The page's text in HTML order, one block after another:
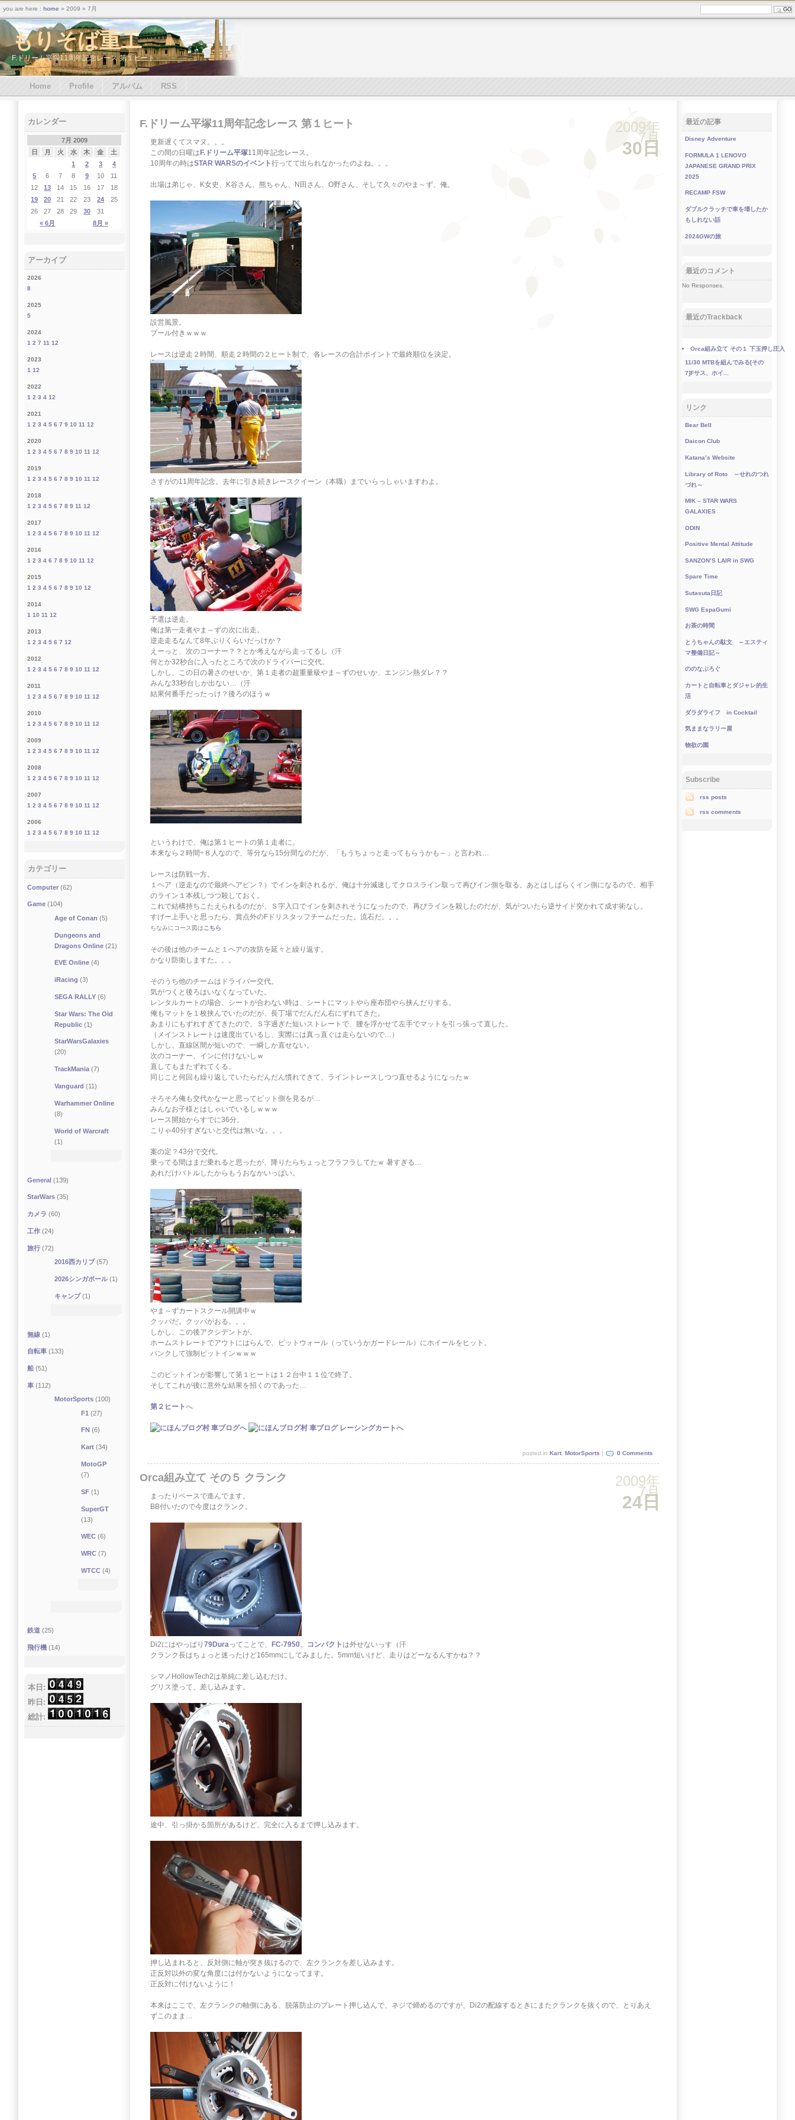
もりそば重工
F.ドリーム平塚11周年記念レース 第１ヒート
2009年
7月
30日
F.ドリーム平塚11周年記念レース 第１ヒート
更新遅くてスマヌ。。。
この間の日曜はF.ドリーム平塚11周年記念レース。
10周年の時はSTAR WARSのイベント行ってて出られなかったのよね。。。
出場は弟じゃ、K女史、K谷さん、熊ちゃん、N田さん、O野さん、そして久々のやま～ず、俺。
設営風景。
プール付きｗｗｗ
レースは逆走２時間、順走２時間の２ヒート制で、各レースの合計ポイントで最終順位を決定。
さすがの11周年記念。去年に引き続きレースクイーン（本職）までいらっしゃいますわよ。
予選は逆走。
俺は第一走者やま～ずの次に出走。
逆走走るなんて8年ぶりくらいだっけか？
えーっと、次のコーナー？？とか考えながら走ってるし（汗
何とか32秒台に入ったところで次のドライバーに交代。
しかし、この日の暑さのせいか、第１走者の超重量級やま～ずのせいか、エンジン熱ダレ？？
みんな33秒台しか出ない…（汗
結果何番手だったっけ？後ろのほうｗ
というわけで、俺は第１ヒートの第１走者に。
本来なら２時間÷８人なので、等分なら15分間なのだが、「もうちょっと走ってもらうかも～」と言われ…
レースは防戦一方。
１ヘア（逆走なので最終ヘアピン？）でインを刺されるが、俺は十分減速してクロスライン取って再びイン側を取る。あとはしばらくイン側になるので、相手
のライン１本残しつつ殺しておく。
これで結構持ちこたえられるのだが、Ｓ字入口でインを刺されそうになったので、再びラインを殺したのだが、気がついたら逆サイド突かれて成す術なし。
すげー上手いと思ったら、賞点外のFドリスタッフチームだった。流石だ。。。
ちなみにコース図はこちら
その後は他のチームと１ヘアの攻防を延々と繰り返す。
かなり防衛しますた。。。
そのうち他のチームはドライバー交代。
気がつくと後ろはいなくなっていた。
レンタルカートの場合、シートが合わない時は、シートにマットやら座布団やら挟んだりする。
俺もマットを１枚挟んでいたのだが、長丁場でだんだん右にずれてきた。
あまりにもずれすぎてきたので、Ｓ字過ぎた短いストレートで、腰を浮かせて左手でマットを引っ張って直した。
（メインストレートは速度出ているし、実際には真っ直ぐは走らないので…）
しかし、直線区間が短いので、一瞬しか直せない。
次のコーナー、インに付けないしｗ
直してもまたずれてくる。
同じこと何回も繰り返していたらだんだん慣れてきて、ライントレースしつつ直せるようになったｗ
そろそろ俺も交代かなーと思ってピット側を見るが…
みんなお子様とはしゃいでいるしｗｗｗ
レース開始からすでに36分。
こりゃ40分すぎないと交代は無いな。。。
案の定？43分で交代。
乗ってる間はまだ乗れると思ったが、降りたらちょっとフラフラしてたｗ 暑すぎる…
あれだけバトルしたからもうおなかいっぱい。
やま～ずカートスクール開講中ｗ
クッパだ。クッパがおる。。。
しかし、この後アクシデントが。
ホームストレートでアウトにはらんで、ピットウォール（っていうかガードレール）にホイールをヒット。
パンクして強制ピットインｗｗｗ
このピットインが影響して第１ヒートは１２台中１１位で終了。
そしてこれが後に意外な結果を招くのであった…
第２ヒートへ
posted inKart ,MotorSports | 0 Comments
2009年
7月
24日
Orca組み立て その５ クランク
まったりペースで進んでます。
BB付いたので今度はクランク。
Di2にはやっぱり 79Dura ってことで、 FC-7950。 コンパクト は外せないっす（汗
クランク長はちょっと迷ったけど165mmにしてみました。5mm短いけど、走りはどーなるんすかね？？
シマノHollowTech2は単純に差し込むだけ。
グリス塗って、差し込みます。
途中、引っ掛かる箇所があるけど、完全に入るまで押し込みます。
押し込まれると、反対側に軸が突き抜けるので、左クランクを差し込みます。
正反対以外の変な角度には付かないようになってます。
正反対に付けないように！
本来はここで、左クランクの軸側にある、脱落防止のプレート押し込んで、ネジで締めるのですが、Di2の配線するときにまたクランクを抜くので、とりあえ
ずこのまま…
カレンダー
7月 2009
日
月 火 水 木 金 土
« 6月 8月 »
1 2 3
4
5
6 7 8 9 10
11
12
13 14 15 16 17
18
19
20 21 22 23 24
25
26
27 28 29 30 31
アーカイブ
2026
8
2025
5
2024
1 2 7 11 12
2023
1 12
2022
1 2 3 4 12
2021
1 2 3 4 5 6 7 9 10 11 12
2020
1 2 3 4 5 6 7 8 9 10 11 12
2019
1 2 3 4 5 6 7 8 9 10 11 12
2018
1 2 3 4 5 6 7 8 9 11 12
2017
1 2 3 4 5 6 7 8 9 10 11 12
2016
1 2 3 4 6 7 8 9 10 11 12
2015
1 2 3 4 5 6 7 8 9 10 12
2014
1 10 11 12
2013
1 2 3 4 5 6 7 12
2012
1 2 3 4 5 6 7 8 9 10 11 12
2011
1 2 3 4 5 6 7 8 9 10 11 12
2010
1 2 3 4 5 6 7 8 9 10 11 12
2009
1 2 3 4 5 6 7 8 9 10 11 12
2008
1 2 3 4 5 6 7 8 9 10 11 12
2007
1 2 3 4 5 6 7 8 9 10 11 12
2006
1 2 3 4 5 6 7 8 9 10 11 12
カテゴリー
Computer (62)
Game (104)
Age of Conan (5)
Dungeons and
Dragons Online(21)
EVE Online(4)
iRacing (3)
SEGA RALLY(6)
Star Wars: The Old
Republic(1)
StarWarsGalaxies
(20)
TrackMania(7)
Vanguard (11)
Warhammer Online
(8)
World of Warcraft
(1)
General (139)
StarWars (35)
カメラ (60)
工作 (24)
旅行 (72)
2016西カリブ(57)
2026シンガポール(1)
キャンプ(1)
無線 (1)
自転車 (133)
船 (51)
車 (112)
MotorSports(100)
F1 (27)
FN (6)
Kart (34)
MotoGP
(7)
SF (1)
SuperGT
(13)
WEC (6)
WRC (7)
WTCC (4)
鉄道 (25)
飛行機 (14)
本日:
昨日:
総計:
最近の記事
Disney Adventure
FORMULA 1 LENOVO
JAPANESE GRAND PRIX
2025
RECAMP FSW
ダブルクラッチで車を壊したか
もしれない話
2024GWの旅
最近のコメント
No Responses.
最近のTrackback
Orca組み立て その１ 下玉押し圧入
11/30 MTBを組んでみる[その
7]Fサス、ホイ...
リンク
Bear Bell
Daicon Club
Katana’s Website
Library of Roto ～せれのつれ
づれ～
MIK – STAR WARS
GALAXIES
ODIN
Positive Mental Attitude
SANZON’S LAIR in SWG
Spare Time
Sutasuta日記
SWG EspaGumi
お茶の時間
とうちゃんの駄文 ～エスティ
マ整備日記～
ののなぶろぐ
カートと自転車とダジャレ的生
活
ダラダライフ in Cocktail
気ままなラリー屋
物欲の園
Subscribe
rss posts
rss comments
Home Profile アルバム RSS
you are here : home » 2009 » 7月